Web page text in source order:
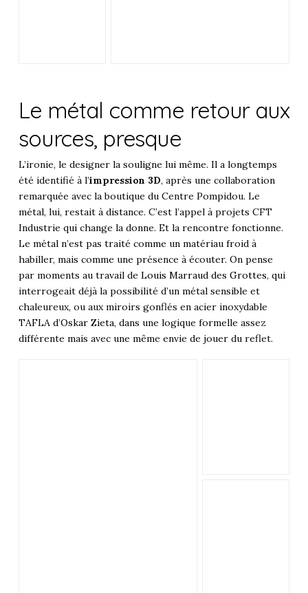
Le métal comme retour aux
sources, presque
L’ironie, le designer la souligne lui même. Il a longtemps
été identifié à l’impression 3D, après une collaboration
remarquée avec la boutique du Centre Pompidou. Le
métal, lui, restait à distance. C’est l’appel à projets CFT
Industrie qui change la donne. Et la rencontre fonctionne.
Le métal n’est pas traité comme un matériau froid à
habiller, mais comme une présence à écouter. On pense
par moments au travail de Louis Marraud des Grottes, qui
interrogeait déjà la possibilité d’un métal sensible et
chaleureux, ou aux miroirs gonflés en acier inoxydable
TAFLA d’Oskar Zieta, dans une logique formelle assez
différente mais avec une même envie de jouer du reflet.